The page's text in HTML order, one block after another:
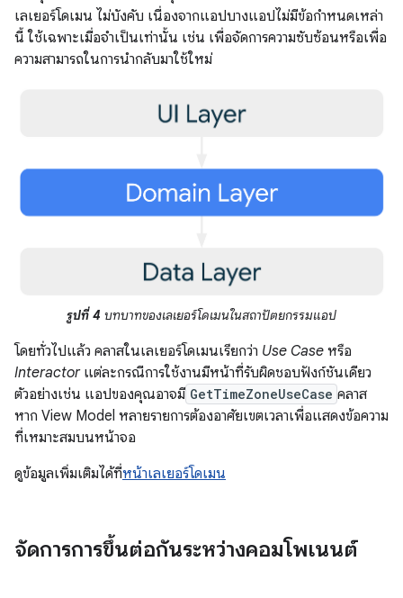
เลเยอร์โดเมน ไม่บังคับ เนื่องจากแอปบางแอปไม่มีข้อกำหนดเหล่า
นี้ ใช้เฉพาะเมื่อจำเป็นเท่านั้น เช่น เพื่อจัดการความซับซ้อนหรือเพื่อ
ความสามารถในการนำกลับมาใช้ใหม่
รูปที่ 4 บทบาทของเลเยอร์โดเมนในสถาปัตยกรรมแอป
โดยทั่วไปแล้ว คลาสในเลเยอร์โดเมนเรียกว่า Use Case หรือ
Interactorแต่ละกรณีการใช้งานมีหน้าที่รับผิดชอบฟังก์ชันเดียว
ตัวอย่างเช่น แอปของคุณอาจมี GetTimeZoneUseCase คลาส
หาก View Model หลายรายการต้องอาศัยเขตเวลาเพื่อแสดงข้อความ
ที่เหมาะสมบนหน้าจอ
ดูข้อมูลเพิ่มเติมได้ที่หน้าเลเยอร์โดเมน
จัดการการขึ้นต่อกันระหว่างคอมโพเนนต์